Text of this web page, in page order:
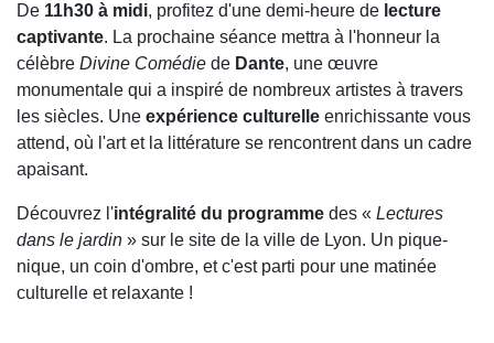
De 11h30 à midi, profitez d'une demi-heure de lecture
captivante. La prochaine séance mettra à l'honneur la
célèbre Divine Comédie de Dante, une œuvre
monumentale qui a inspiré de nombreux artistes à travers
les siècles. Une expérience culturelle enrichissante vous
attend, où l'art et la littérature se rencontrent dans un cadre
apaisant.
Découvrez l'intégralité du programme des « Lectures
dans le jardin » sur le site de la ville de Lyon. Un pique-
nique, un coin d'ombre, et c'est parti pour une matinée
culturelle et relaxante !